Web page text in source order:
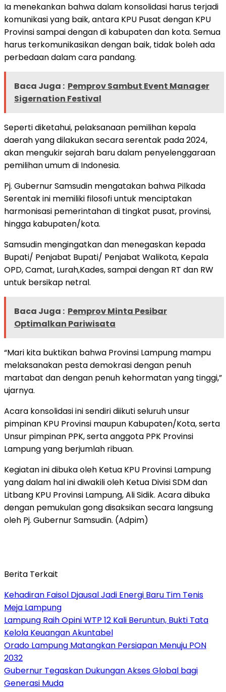
Ia menekankan bahwa dalam konsolidasi harus terjadi
komunikasi yang baik, antara KPU Pusat dengan KPU
Provinsi sampai dengan di kabupaten dan kota. Semua
harus terkomunikasikan dengan baik, tidak boleh ada
perbedaan dalam cara pandang.
Baca Juga : Pemprov Sambut Event Manager
Sigernation Festival
Seperti diketahui, pelaksanaan pemilihan kepala
daerah yang dilakukan secara serentak pada 2024,
akan mengukir sejarah baru dalam penyelenggaraan
pemilihan umum di Indonesia.
Pj. Gubernur Samsudin mengatakan bahwa Pilkada
Serentak ini memiliki filosofi untuk menciptakan
harmonisasi pemerintahan di tingkat pusat, provinsi,
hingga kabupaten/kota.
Samsudin mengingatkan dan menegaskan kepada
Bupati/ Penjabat Bupati/ Penjabat Walikota, Kepala
OPD, Camat, Lurah,Kades, sampai dengan RT dan RW
untuk bersikap netral.
Baca Juga : Pemprov Minta Pesibar
Optimalkan Pariwisata
“Mari kita buktikan bahwa Provinsi Lampung mampu
melaksanakan pesta demokrasi dengan penuh
martabat dan dengan penuh kehormatan yang tinggi,”
ujarnya.
Acara konsolidasi ini sendiri diikuti seluruh unsur
pimpinan KPU Provinsi maupun Kabupaten/Kota, serta
Unsur pimpinan PPK, serta anggota PPK Provinsi
Lampung yang berjumlah ribuan.
Kegiatan ini dibuka oleh Ketua KPU Provinsi Lampung
yang dalam hal ini diwakili oleh Ketua Divisi SDM dan
Litbang KPU Provinsi Lampung, Ali Sidik. Acara dibuka
dengan pemukulan gong disaksikan secara langsung
oleh Pj. Gubernur Samsudin. (Adpim)
Berita Terkait
Kehadiran Faisol Djausal Jadi Energi Baru Tim Tenis
Meja Lampung
Lampung Raih Opini WTP 12 Kali Beruntun, Bukti Tata
Kelola Keuangan Akuntabel
Orado Lampung Matangkan Persiapan Menuju PON
2032
Gubernur Tegaskan Dukungan Akses Global bagi
Generasi Muda